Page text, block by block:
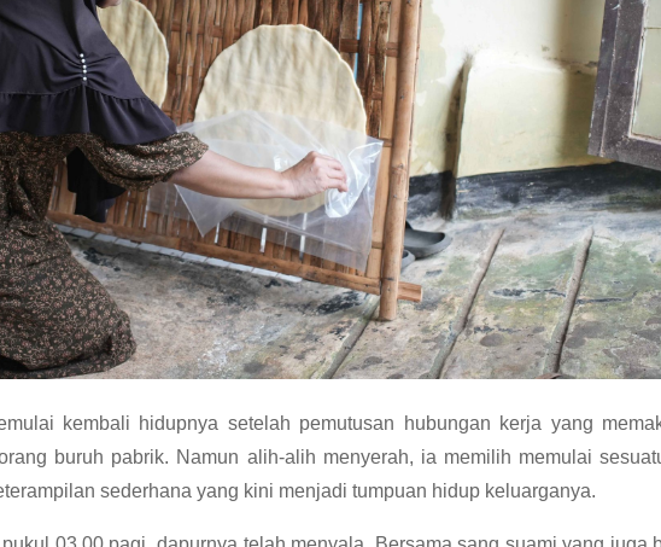
kembali hidupnya setelah pemutusan hubungan kerja yang
buruh pabrik. Namun alih-alih menyerah, ia memilih memulai
sederhana yang kini menjadi tumpuan hidup keluarganya.